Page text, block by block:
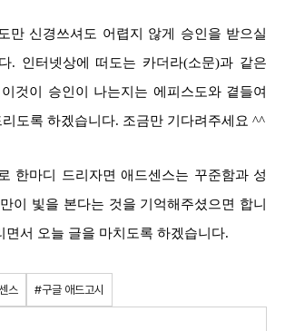
만 신경쓰셔도 어렵지 않게 승인을 받으실
. 인터넷상에 떠도는 카더라(소문)과 같은
것이 승인이 나는지는 에피스도와 곁들여
도록 하겠습니다. 조금만 기다려주세요 ^^
한마디 드리자면 애드센스는 꾸준함과 성
이 빛을 본다는 것을 기억해주셨으면 합니
면서 오늘 글을 마치도록 하겠습니다.
스 #구글 애드고시